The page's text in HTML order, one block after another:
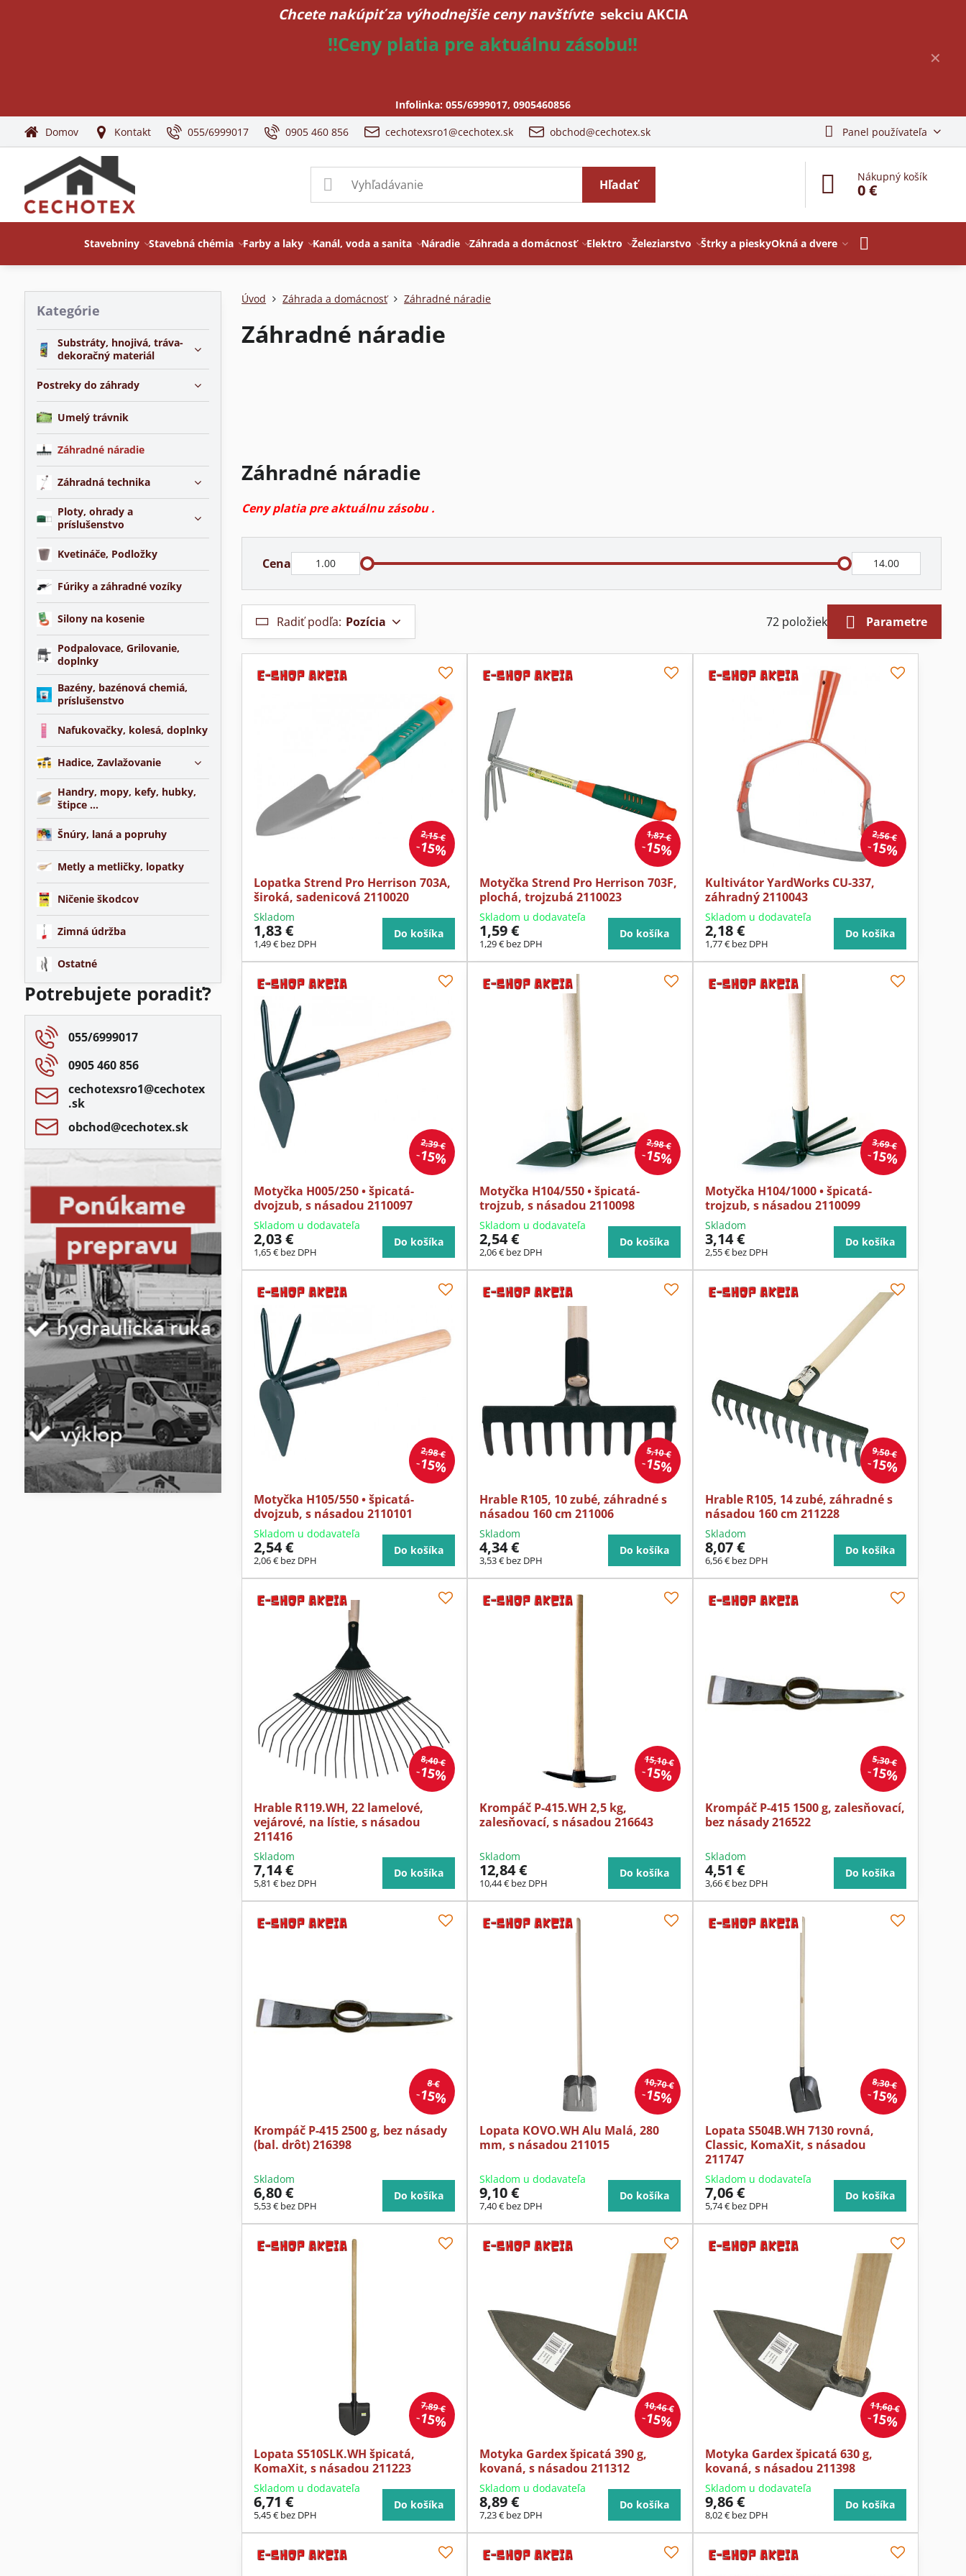
✕
Chcete nakúpiť za výhodnejšie ceny navštívte sekciu AKCIA
!!Ceny platia pre aktuálnu zásobu!!
Infolinka: 055/6999017, 0905460856
Domov
Kontakt 055/6999017 0905 460 856 cechotexsro1@cechotex.sk obchod@cechotex.sk Panel používateľa
Hľadať
Nákupný košík
0 €
Stavebniny Stavebná chémia Farby a laky Kanál, voda a sanita Náradie Záhrada a domácnosť Elektro Železiarstvo Štrky a pieskyOkná a dvere
Úvod Záhrada a domácnosť Záhradné náradie
Záhradné náradie
Záhradné náradie
Ceny platia pre aktuálnu zásobu .
Radiť podľa: Pozícia 72 položiek Parametre
2,15 €
15%
Lopatka Strend Pro Herrison 703A,
široká, sadenicová 2110020
Skladom
1,83 €
1,49 € bez DPH
Do košíka
1,87 €
15%
Motyčka Strend Pro Herrison 703F,
plochá, trojzubá 2110023
Skladom u dodavateľa
1,59 €
1,29 € bez DPH
Do košíka
2,56 €
15%
Kultivátor YardWorks CU-337,
záhradný 2110043
Skladom u dodavateľa
2,18 €
1,77 € bez DPH
Do košíka
2,39 €
15%
Motyčka H005/250 • špicatá-
dvojzub, s násadou 2110097
Skladom u dodavateľa
2,03 €
1,65 € bez DPH
Do košíka
2,98 €
15%
Motyčka H104/550 • špicatá-
trojzub, s násadou 2110098
Skladom u dodavateľa
2,54 €
2,06 € bez DPH
Do košíka
3,69 €
15%
Motyčka H104/1000 • špicatá-
trojzub, s násadou 2110099
Skladom
3,14 €
2,55 € bez DPH
Do košíka
2,98 €
15%
Motyčka H105/550 • špicatá-
dvojzub, s násadou 2110101
Skladom u dodavateľa
2,54 €
2,06 € bez DPH
Do košíka
5,10 €
15%
Hrable R105, 10 zubé, záhradné s
násadou 160 cm 211006
Skladom
4,34 €
3,53 € bez DPH
Do košíka
9,50 €
15%
Hrable R105, 14 zubé, záhradné s
násadou 160 cm 211228
Skladom
8,07 €
6,56 € bez DPH
Do košíka
8,40 €
15%
Hrable R119.WH, 22 lamelové,
vejárové, na lístie, s násadou
211416
Skladom
7,14 €
5,81 € bez DPH
Do košíka
15,10 €
15%
Krompáč P-415.WH 2,5 kg,
zalesňovací, s násadou 216643
Skladom
12,84 €
10,44 € bez DPH
Do košíka
5,30 €
15%
Krompáč P-415 1500 g, zalesňovací,
bez násady 216522
Skladom
4,51 €
3,66 € bez DPH
Do košíka
8 €
15%
Krompáč P-415 2500 g, bez násady
(bal. drôt) 216398
Skladom
6,80 €
5,53 € bez DPH
Do košíka
10,70 €
15%
Lopata KOVO.WH Alu Malá, 280
mm, s násadou 211015
Skladom u dodavateľa
9,10 €
7,40 € bez DPH
Do košíka
8,30 €
15%
Lopata S504B.WH 7130 rovná,
Classic, KomaXit, s násadou
211747
Skladom u dodavateľa
7,06 €
5,74 € bez DPH
Do košíka
7,89 €
15%
Lopata S510SLK.WH špicatá,
KomaXit, s násadou 211223
Skladom u dodavateľa
6,71 €
5,45 € bez DPH
Do košíka
10,46 €
15%
Motyka Gardex špicatá 390 g,
kovaná, s násadou 211312
Skladom u dodavateľa
8,89 €
7,23 € bez DPH
Do košíka
11,60 €
15%
Motyka Gardex špicatá 630 g,
kovaná, s násadou 211398
Skladom u dodavateľa
9,86 €
8,02 € bez DPH
Do košíka
Cena Do:
Kategórie
Substráty, hnojivá, tráva-
dekoračný materiál
Postreky do záhrady
Umelý trávnik
Záhradné náradie
Záhradná technika
Ploty, ohrady a
príslušenstvo
Kvetináče, Podložky
Fúriky a záhradné vozíky
Silony na kosenie
Podpalovace, Grilovanie,
doplnky
Bazény, bazénová chemiá,
príslušenstvo
Nafukovačky, kolesá, doplnky
Hadice, Zavlažovanie
Handry, mopy, kefy, hubky,
štipce ...
Šnúry, laná a popruhy
Metly a metličky, lopatky
Ničenie škodcov
Zimná údržba
Ostatné
Potrebujete poradiť?
055/6999017
0905 460 856
cechotexsro1​@cechotex​
.sk
obchod​@cechotex​.sk